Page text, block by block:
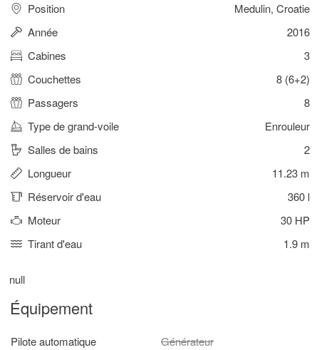
Position
Medulin, Croatie
Année
2016
Cabines
3
Couchettes
8 (6+2)
Passagers
8
Type de grand-voile
Enrouleur
Salles de bains
2
Longueur
11.23 m
Réservoir d'eau
360 l
Moteur
30 HP
Tirant d'eau
1.9 m
null
Équipement
Pilote automatique
Générateur